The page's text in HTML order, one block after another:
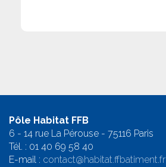
Pôle Habitat FFB
6 - 14 rue La Pérouse - 75116 Paris
Tél. : 01 40 69 58 40
E-mail : contact@habitat.ffbatiment.fr